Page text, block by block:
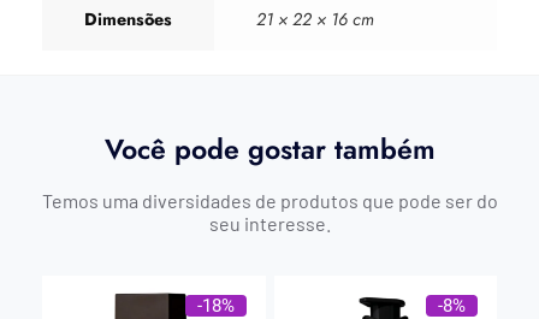
Dimensões 21 × 22 × 16 cm
Você pode gostar também
Temos uma diversidades de produtos que pode ser do
seu interesse.
-18% -8%